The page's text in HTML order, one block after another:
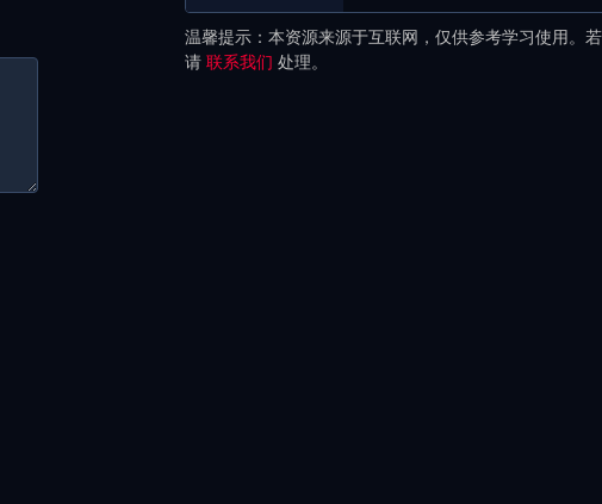
温馨提示：本资源来源于互联网，仅供参考学习使用。
请 联系我们 处理。